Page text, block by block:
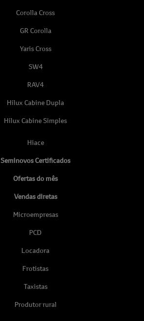
Corolla Cross
GR Corolla
Yaris Cross
SW4
RAV4
Hilux Cabine Dupla
Hilux Cabine Simples
Hiace
Seminovos Certificados
Ofertas do mês
Vendas diretas
Microempresas
PCD
Locadora
Frotistas
Taxistas
Produtor rural